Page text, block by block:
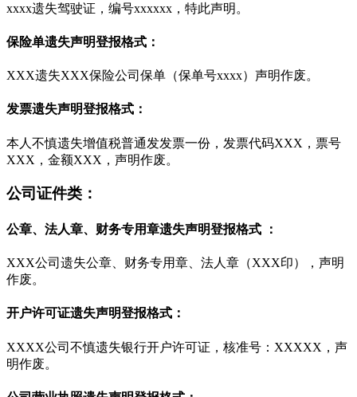
xxxx遗失驾驶证，编号xxxxxx，特此声明。
保险单遗失声明登报格式：
XXX遗失XXX保险公司保单（保单号xxxx）声明作废。
发票遗失声明登报格式：
本人不慎遗失增值税普通发发票一份，发票代码XXX，票号
XXX，金额XXX，声明作废。
公司证件类：
公章、法人章、财务专用章遗失声明登报格式 ：
XXX公司遗失公章、财务专用章、法人章（XXX印），声明
作废。
开户许可证遗失声明登报格式：
XXXX公司不慎遗失银行开户许可证，核准号：XXXXX，声
明作废。